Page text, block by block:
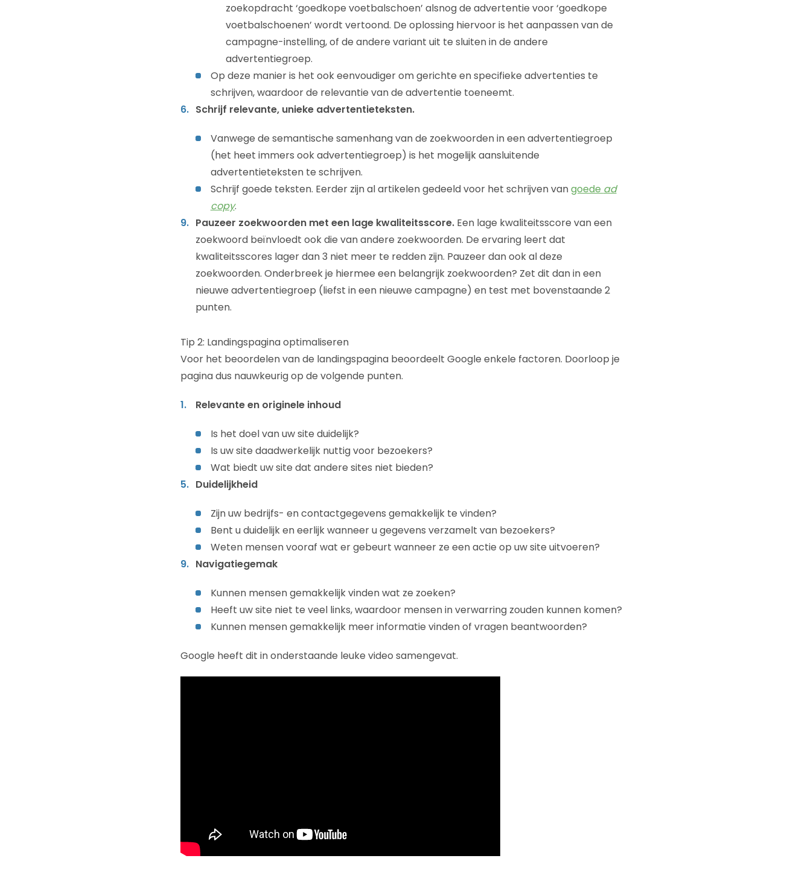
zoekopdracht ‘goedkope voetbalschoen’ alsnog de advertentie voor ‘goedkope
voetbalschoenen’ wordt vertoond. De oplossing hiervoor is het aanpassen van de
campagne-instelling, of de andere variant uit te sluiten in de andere
advertentiegroep.
Op deze manier is het ook eenvoudiger om gerichte en specifieke advertenties te
schrijven, waardoor de relevantie van de advertentie toeneemt.
Schrijf relevante, unieke advertentieteksten.
Vanwege de semantische samenhang van de zoekwoorden in een advertentiegroep
(het heet immers ook advertentiegroep) is het mogelijk aansluitende
advertentieteksten te schrijven.
Schrijf goede teksten. Eerder zijn al artikelen gedeeld voor het schrijven vangoede ad
copy.
Pauzeer zoekwoorden met een lage kwaliteitsscore.Een lage kwaliteitsscore van een
zoekwoord beïnvloedt ook die van andere zoekwoorden. De ervaring leert dat
kwaliteitsscores lager dan 3 niet meer te redden zijn. Pauzeer dan ook al deze
zoekwoorden. Onderbreek je hiermee een belangrijk zoekwoorden? Zet dit dan in een
nieuwe advertentiegroep (liefst in een nieuwe campagne) en test met bovenstaande 2
punten.
Tip 2: Landingspagina optimaliseren
Voor het beoordelen van de landingspagina beoordeelt Google enkele factoren. Doorloop je
pagina dus nauwkeurig op de volgende punten.
Relevante en originele inhoud
Is het doel van uw site duidelijk?
Is uw site daadwerkelijk nuttig voor bezoekers?
Wat biedt uw site dat andere sites niet bieden?
Duidelijkheid
Zijn uw bedrijfs- en contactgegevens gemakkelijk te vinden?
Bent u duidelijk en eerlijk wanneer u gegevens verzamelt van bezoekers?
Weten mensen vooraf wat er gebeurt wanneer ze een actie op uw site uitvoeren?
Navigatiegemak
Kunnen mensen gemakkelijk vinden wat ze zoeken?
Heeft uw site niet te veel links, waardoor mensen in verwarring zouden kunnen komen?
Kunnen mensen gemakkelijk meer informatie vinden of vragen beantwoorden?
Google heeft dit in onderstaande leuke video samengevat.